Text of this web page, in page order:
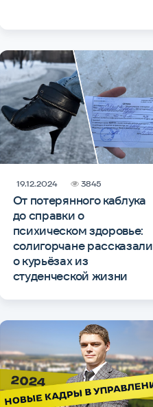
От потерянного каблука
до справки о
психическом здоровье:
солигорчане рассказали
о курьёзах из
студенческой жизни
19.12.2024 3845